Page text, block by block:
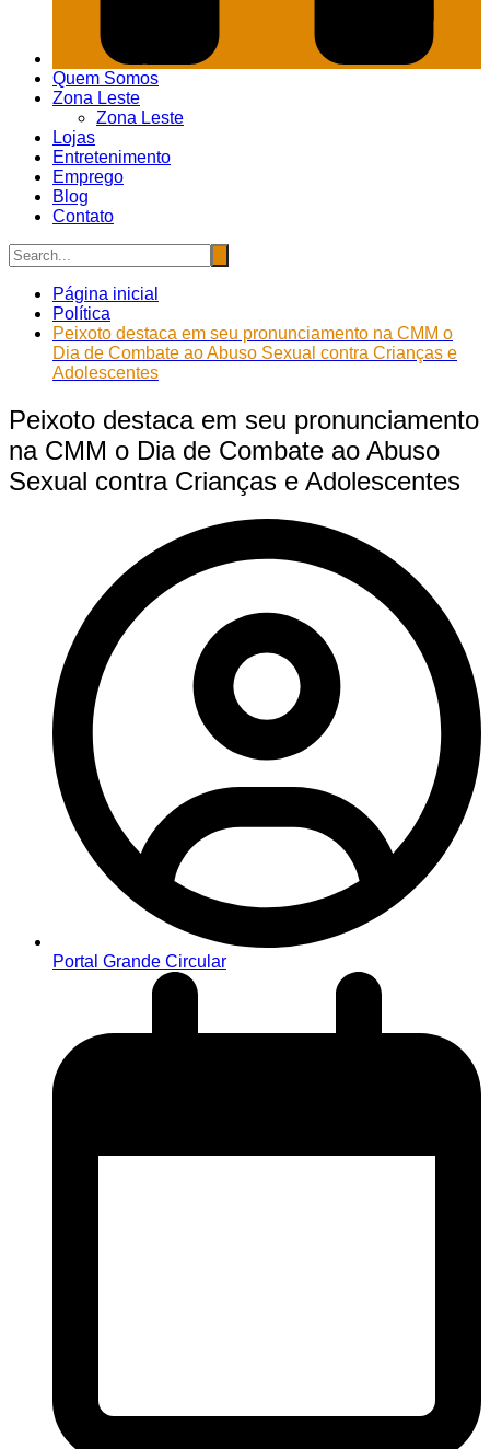
Quem Somos
Zona Leste
Zona Leste
Lojas
Entretenimento
Emprego
Blog
Contato
Página inicial
Política
Peixoto destaca em seu pronunciamento na CMM o
Dia de Combate ao Abuso Sexual contra Crianças e
Adolescentes
Peixoto destaca em seu pronunciamento
na CMM o Dia de Combate ao Abuso
Sexual contra Crianças e Adolescentes
Portal Grande Circular